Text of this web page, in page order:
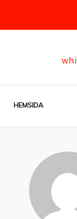
HEMSIDA